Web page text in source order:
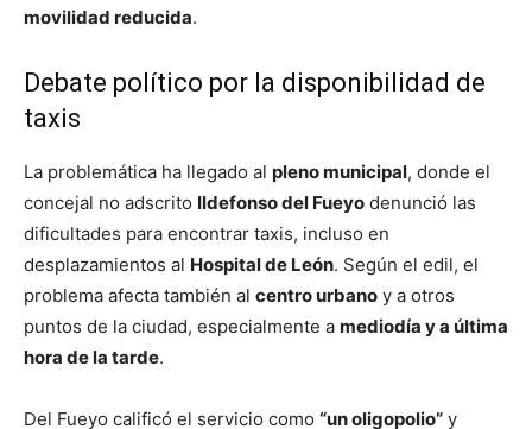
movilidad reducida.
Debate político por la disponibilidad de
taxis
La problemática ha llegado al pleno municipal, donde el
concejal no adscrito Ildefonso del Fueyo denunció las
dificultades para encontrar taxis, incluso en
desplazamientos al Hospital de León. Según el edil, el
problema afecta también al centro urbano y a otros
puntos de la ciudad, especialmente a mediodía y a última
hora de la tarde.
Del Fueyo calificó el servicio como “un oligopolio” y